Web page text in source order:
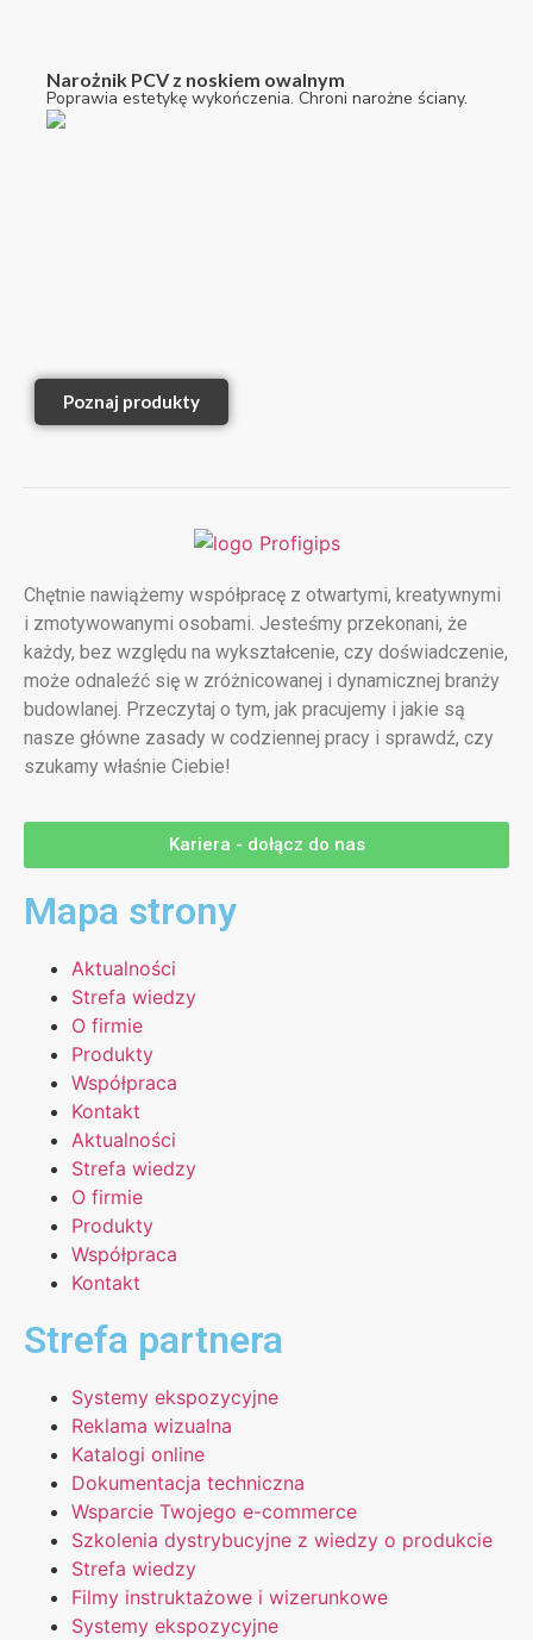
Narożnik PCV z noskiem owalnym
Poprawia estetykę wykończenia. Chroni narożne ściany.
Poznaj produkty
Chętnie nawiążemy współpracę z otwartymi, kreatywnymi
i zmotywowanymi osobami. Jesteśmy przekonani, że
każdy, bez względu na wykształcenie, czy doświadczenie,
może odnaleźć się w zróżnicowanej i dynamicznej branży
budowlanej. Przeczytaj o tym, jak pracujemy i jakie są
nasze główne zasady w codziennej pracy i sprawdź, czy
szukamy właśnie Ciebie!
Kariera - dołącz do nas
Mapa strony
Aktualności
Strefa wiedzy
O firmie
Produkty
Współpraca
Kontakt
Aktualności
Strefa wiedzy
O firmie
Produkty
Współpraca
Kontakt
Strefa partnera
Systemy ekspozycyjne
Reklama wizualna
Katalogi online
Dokumentacja techniczna
Wsparcie Twojego e-commerce
Szkolenia dystrybucyjne z wiedzy o produkcie
Strefa wiedzy
Filmy instruktażowe i wizerunkowe
Systemy ekspozycyjne